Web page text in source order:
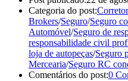
Categoria do post:
Brokers/Seguro/Seguro
Automóvel/Seguro de
responsabilidade civil
loja de autopeças/Seguro
Mercearia/Seguro RC
Comentários do post:0